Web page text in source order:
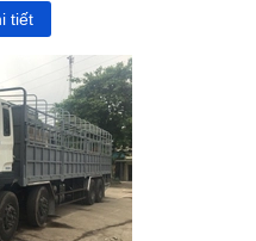
tiết